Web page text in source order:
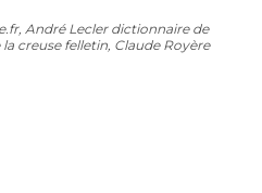
André Lecler dictionnaire de
creuse felletin, Claude Royère